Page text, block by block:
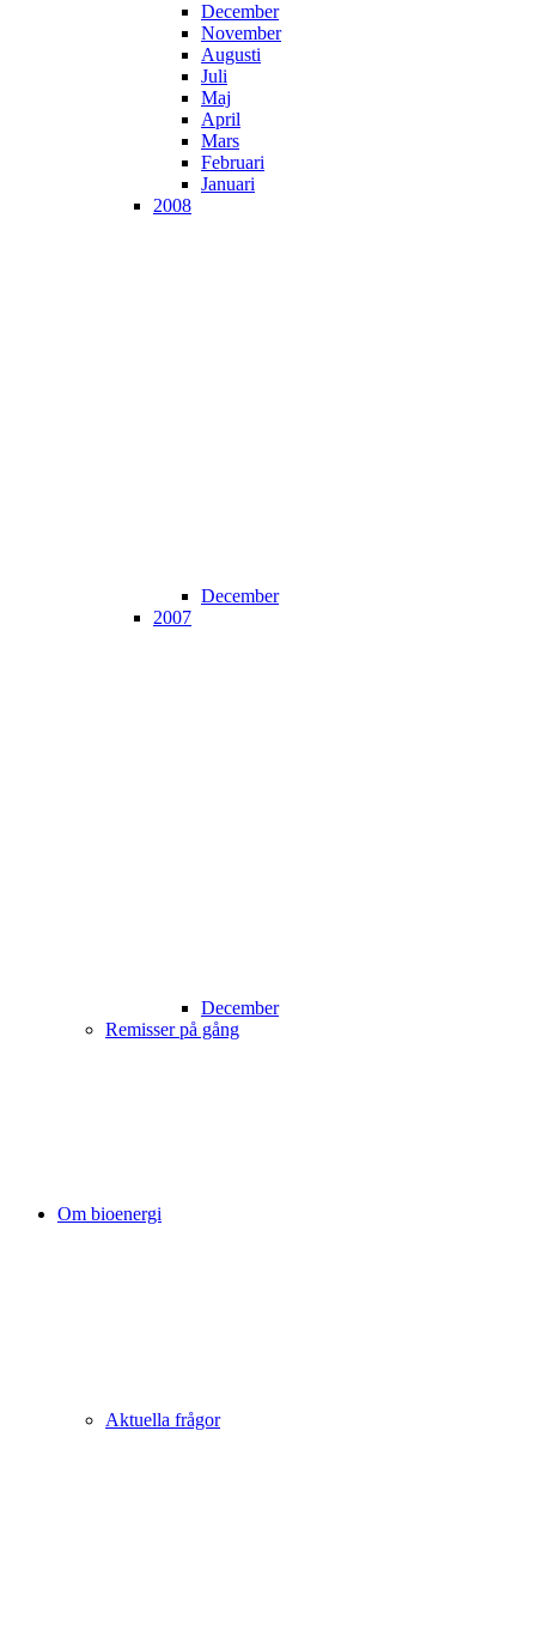
December
November
Augusti
Juli
Maj
April
Mars
Februari
Januari
2008
December
2007
December
Remisser på gång
Om bioenergi
Aktuella frågor